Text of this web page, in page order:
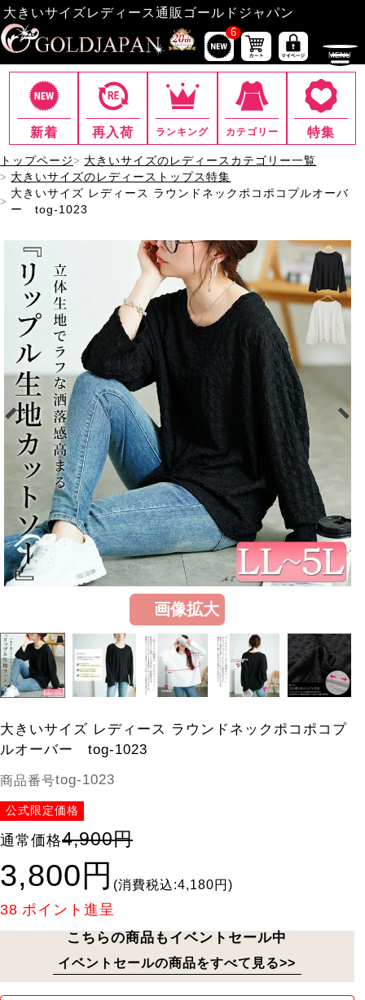
大きいサイズレディース通販ゴールドジャパン
6
新着 再入荷 ランキング カテゴリー 特集
トップページ
大きいサイズのレディースカテゴリー一覧
大きいサイズのレディーストップス特集
大きいサイズ レディース ラウンドネックポコポコプルオーバ
ー tog-1023
大きいサイズ レディース ラウンドネックポコポコプ
ルオーバー tog-1023
商品番号tog-1023
公式限定価格
通常価格4,900円
3,800円 (消費税込:4,180円)
38 ポイント進呈
こちらの商品もイベントセール中
イベントセールの商品をすべて見る>>
画像拡大